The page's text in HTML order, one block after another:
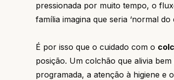
pressionada por muito tempo, o
família imagina que seria ‘normal do
É por isso que o cuidado com o
posição. Um colchão que alivia
programada, a atenção à higiene e